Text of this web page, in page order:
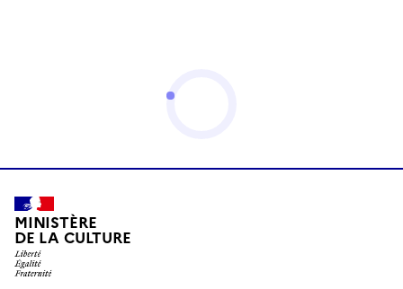
MINISTÈRE
DE LA CULTURE